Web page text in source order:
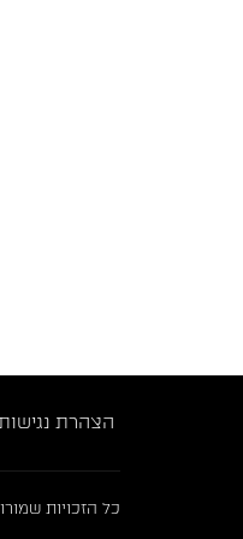
הצהרת
כל הזכויות